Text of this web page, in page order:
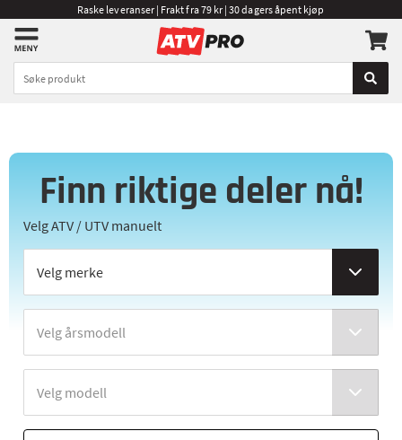
Raske leveranser | Frakt fra 79 kr | 30 dagers åpent kjøp
Finn riktige deler nå!
Velg ATV / UTV manuelt